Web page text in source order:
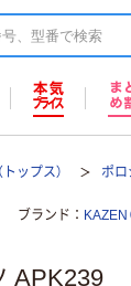
ップス） ポロ
ブランド KAZEN
APK239